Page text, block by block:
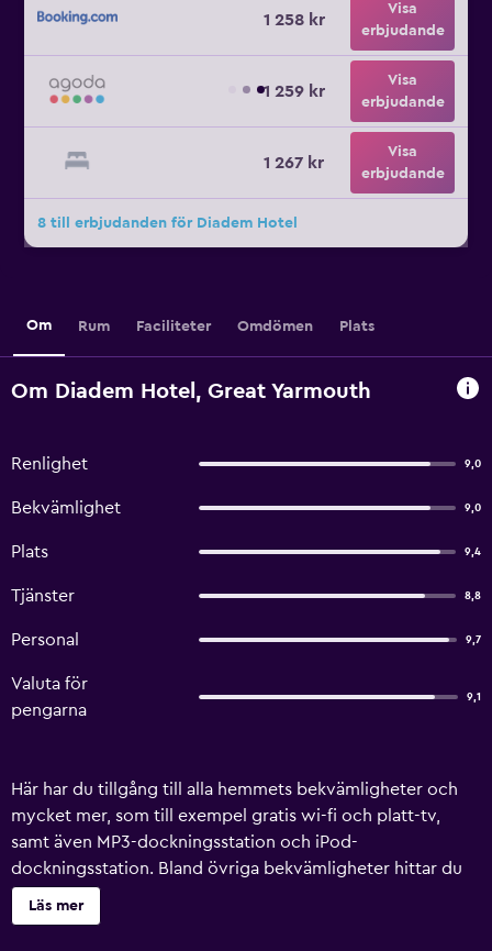
1 258 kr
Visa
erbjudande
1 259 kr
Visa
erbjudande
1 267 kr
Visa
erbjudande
8 till erbjudanden för Diadem Hotel
Om Rum Faciliteter Omdömen Plats
Om Diadem Hotel, Great Yarmouth
Renlighet 9,0
Bekvämlighet 9,0
Plats 9,4
Tjänster 8,8
Personal 9,7
Valuta för
pengarna
9,1
Här har du tillgång till alla hemmets bekvämligheter och
mycket mer, som till exempel gratis wi-fi och platt-tv,
samt även MP3-dockningsstation och iPod-
dockningsstation. Bland övriga bekvämligheter hittar du
lyxtoalettartiklar, handdukar, dvd-spelare och
vattenkokare.
Läs mer